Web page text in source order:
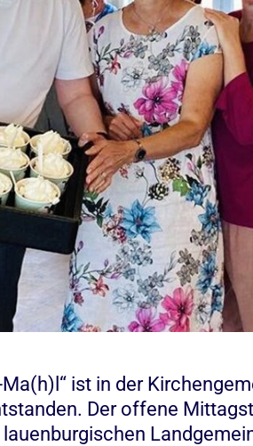
ist in der
Der offene